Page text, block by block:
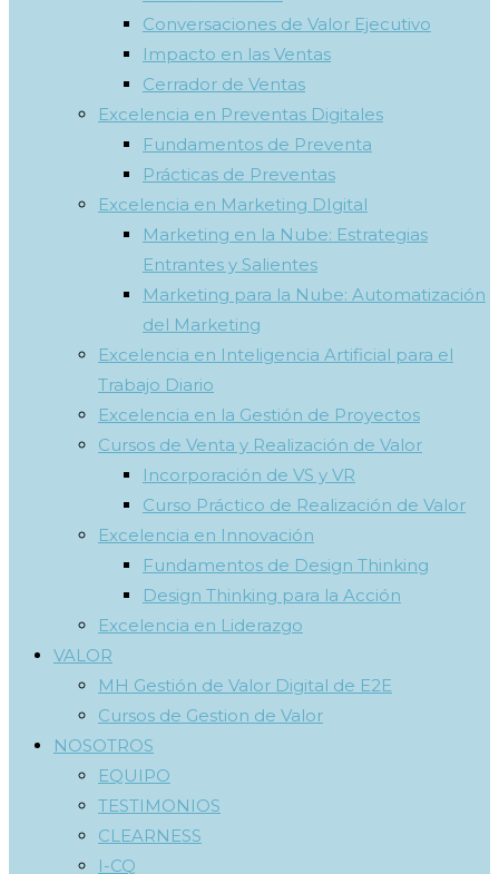
Conversaciones de Valor Ejecutivo
Impacto en las Ventas
Cerrador de Ventas
Excelencia en Preventas Digitales
Fundamentos de Preventa
Prácticas de Preventas
Excelencia en Marketing DIgital
Marketing en la Nube: Estrategias
Entrantes y Salientes
Marketing para la Nube: Automatización
del Marketing
Excelencia en Inteligencia Artificial para el
Trabajo Diario
Excelencia en la Gestión de Proyectos
Cursos de Venta y Realización de Valor
Incorporación de VS y VR
Curso Práctico de Realización de Valor
Excelencia en Innovación
Fundamentos de Design Thinking
Design Thinking para la Acción
Excelencia en Liderazgo
VALOR
MH Gestión de Valor Digital de E2E
Cursos de Gestion de Valor
NOSOTROS
EQUIPO
TESTIMONIOS
CLEARNESS
I-CQ